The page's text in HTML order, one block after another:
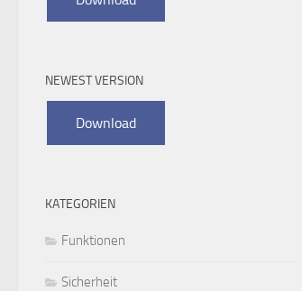
NEWEST VERSION
KATEGORIEN
Funktionen
Sicherheit